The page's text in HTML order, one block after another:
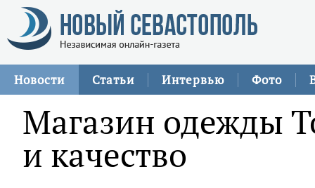
Новости Статьи Интервью Фото
Магазин одежды
и качество